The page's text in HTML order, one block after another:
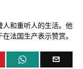
和重听人的生活。他
法国生产表示赞赏。